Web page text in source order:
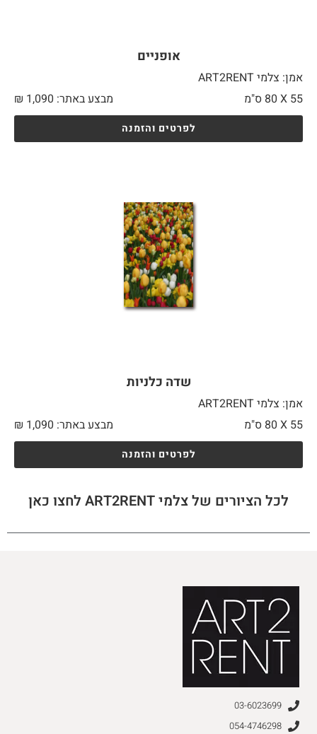
אופניים
אמן: צלמי ART2RENT
55 X
מבצע באתר: ₪ 1,090
לפרטים והזמנה
שדה כלניות
אמן: צלמי ART2RENT
55 X
מבצע באתר: ₪ 1,090
לפרטים והזמנה
לכל הציורים של צלמי ART2RENT לחצו כאן
03-6023699
054-4746298